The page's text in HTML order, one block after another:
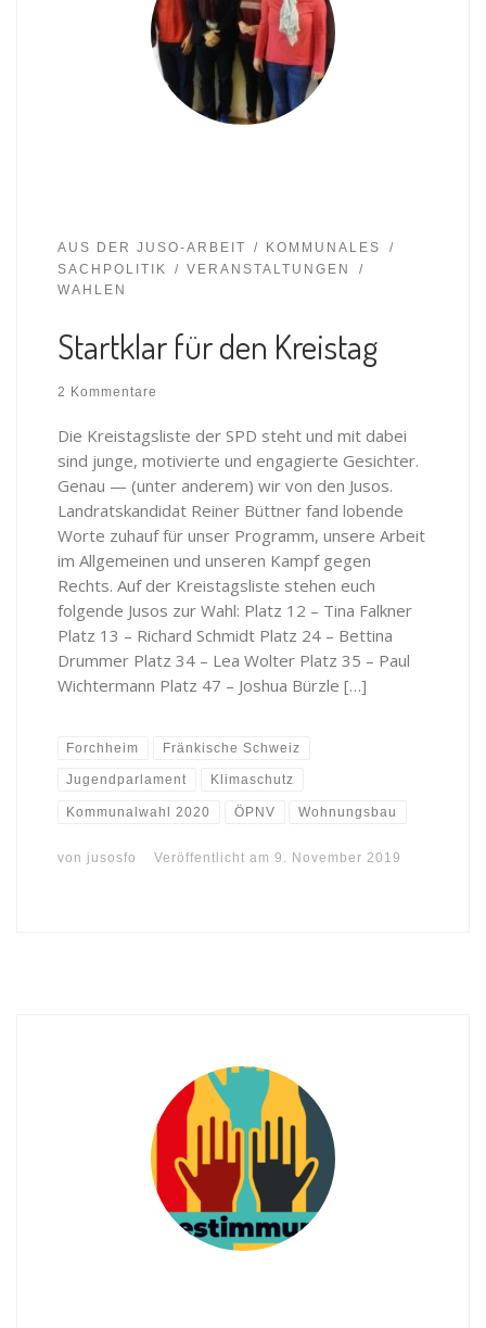
AUS DER JUSO-ARBEIT
KOMMUNALES
SACHPOLITIK
VERANSTALTUNGEN
WAHLEN
Startklar für den Kreistag
2 Kommentare
Die Kreistagsliste der SPD steht und mit dabei
sind junge, motivierte und engagierte Gesichter.
Genau — (unter anderem) wir von den Jusos.
Landratskandidat Reiner Büttner fand lobende
Worte zuhauf für unser Programm, unsere Arbeit
im Allgemeinen und unseren Kampf gegen
Rechts. Auf der Kreistagsliste stehen euch
folgende Jusos zur Wahl: Platz 12 – Tina Falkner
Platz 13 – Richard Schmidt Platz 24 – Bettina
Drummer Platz 34 – Lea Wolter Platz 35 – Paul
Wichtermann Platz 47 – Joshua Bürzle […]
Forchheim Fränkische Schweiz
Jugendparlament Klimaschutz
Kommunalwahl 2020 ÖPNV Wohnungsbau
von jusosfo Veröffentlicht am 9. November 2019